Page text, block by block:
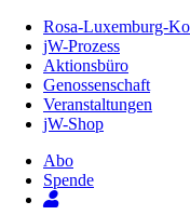
Inhalt
Seite
Rosa-Luxemburg-
jW-Prozess
Aktionsbüro
Genossenschaft
Veranstaltungen
jW-Shop
Abo
Spende